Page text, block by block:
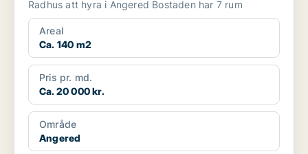
Radhus att hyra i Angered Bostaden har 7 rum
Areal
Ca. 140 m2
Pris pr. md.
Ca. 20 000 kr.
Område
Angered